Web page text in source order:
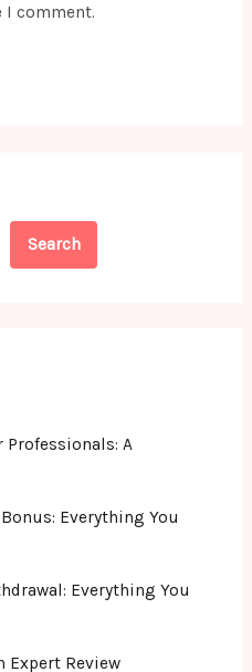
I comment.
Search
Professionals: A
Everything You
Everything You
Expert Review